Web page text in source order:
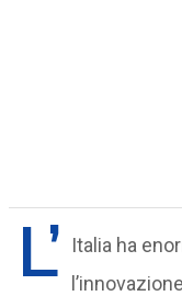
L’
Italia ha